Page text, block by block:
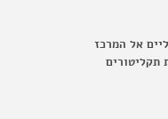
אל המרכז
תקליטורים